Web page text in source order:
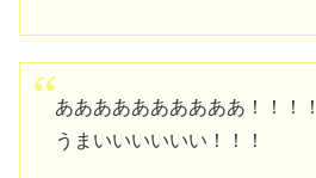
ああああああああああ！！！！
うまいいいいいい！！！